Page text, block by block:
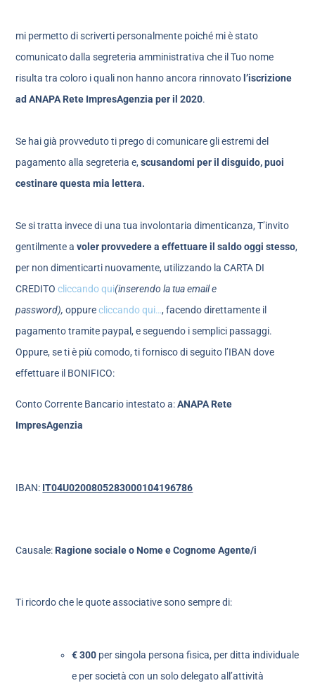
mi permetto di scriverti personalmente poiché mi è stato
comunicato dalla segreteria amministrativa che il Tuo nome
risulta tra coloro i quali non hanno ancora rinnovato l’iscrizione
ad ANAPA Rete ImpresAgenzia per il 2020.
Se hai già provveduto ti prego di comunicare gli estremi del
pagamento alla segreteria e,scusandomi per il disguido, puoi
cestinare questa mia lettera.
Se si tratta invece di una tua involontaria dimenticanza, T’invito
gentilmente avoler provvedere a effettuare il saldo oggi stesso,
per non dimenticarti nuovamente, utilizzando la CARTA DI
CREDITOcliccando qui(inserendo la tua email e
password),oppurecliccando qui…, facendo direttamente il
pagamento tramite paypal, e seguendo i semplici passaggi.
Oppure, se ti è più comodo, ti fornisco di seguito l’IBAN dove
effettuare il BONIFICO:
Conto Corrente Bancario intestato a:ANAPA Rete
ImpresAgenzia
IBAN: IT04U0200805283000104196786
Causale: Ragione sociale o Nome e Cognome Agente/i
Ti ricordo che le quote associative sono sempre di:
€ 300 per singola persona fisica, per ditta individuale
e per società con un solo delegato all’attività